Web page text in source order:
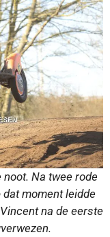
Na twee rode
moment leidde
na de eerste